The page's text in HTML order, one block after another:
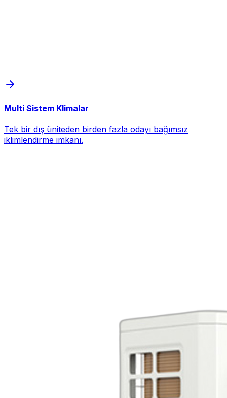
Multi Sistem Klimalar
Tek bir dış üniteden birden fazla odayı bağımsız
iklimlendirme imkanı.